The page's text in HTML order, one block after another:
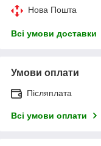
Нова Пошта
Всі умови доставки
Умови оплати
Післяплата
Всі умови оплати